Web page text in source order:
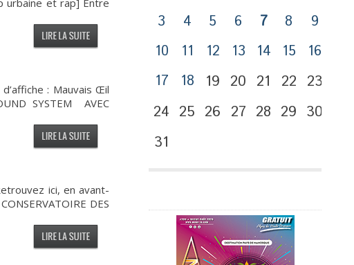
urbaine et rap] Entre
: Mauvais Œil
SYSTEM AVEC
ici, en avant-
DES
3
4 5 6 7 8
9
10
11 12 13 14 15
16
17
18 19 20 21 22 23
24 25 26 27 28 29 30
31